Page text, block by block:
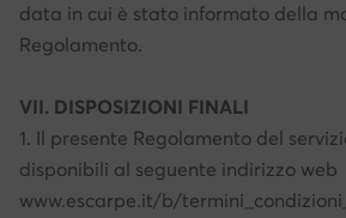
data in cui è stato informato della
Regolamento.
VII. DISPOSIZIONI FINALI
1. Il presente Regolamento del
disponibili al seguente indirizzo web
www.escarpe.it/b/